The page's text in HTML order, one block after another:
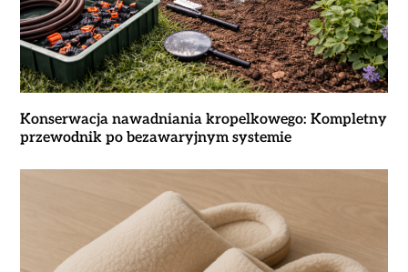
Konserwacja nawadniania kropelkowego: Kompletny
przewodnik po bezawaryjnym systemie